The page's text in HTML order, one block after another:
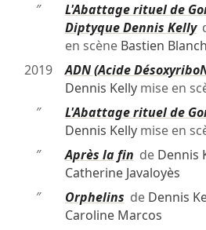
″
L'Abattage rituel de
Diptyque Dennis Kelly
en scène Bastien
2019
ADN (Acide
Dennis Kellymise en
″
L'Abattage rituel de
Dennis Kellymise en
″
Après la fin de Dennis
Catherine Javaloyès
″
Orphelins de Dennis
Caroline Marcos